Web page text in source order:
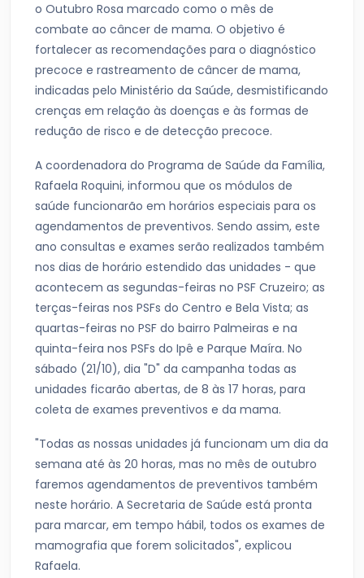
o Outubro Rosa marcado como o mês de
combate ao câncer de mama. O objetivo é
fortalecer as recomendações para o diagnóstico
precoce e rastreamento de câncer de mama,
indicadas pelo Ministério da Saúde, desmistificando
crenças em relação às doenças e às formas de
redução de risco e de detecção precoce.
A coordenadora do Programa de Saúde da Família,
Rafaela Roquini, informou que os módulos de
saúde funcionarão em horários especiais para os
agendamentos de preventivos. Sendo assim, este
ano consultas e exames serão realizados também
nos dias de horário estendido das unidades - que
acontecem as segundas-feiras no PSF Cruzeiro; as
terças-feiras nos PSFs do Centro e Bela Vista; as
quartas-feiras no PSF do bairro Palmeiras e na
quinta-feira nos PSFs do Ipê e Parque Maíra. No
sábado (21/10), dia "D" da campanha todas as
unidades ficarão abertas, de 8 às 17 horas, para
coleta de exames preventivos e da mama.
"Todas as nossas unidades já funcionam um dia da
semana até às 20 horas, mas no mês de outubro
faremos agendamentos de preventivos também
neste horário. A Secretaria de Saúde está pronta
para marcar, em tempo hábil, todos os exames de
mamografia que forem solicitados", explicou
Rafaela.